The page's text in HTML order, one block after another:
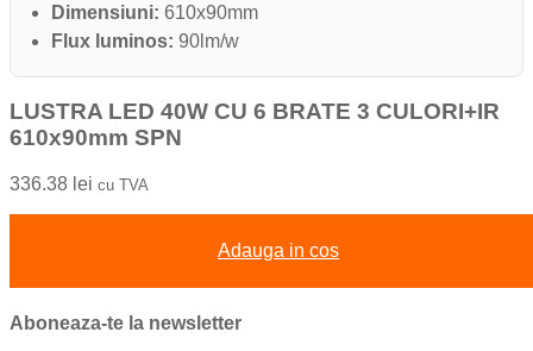
Dimensiuni: 610x90mm
Flux luminos: 90lm/w
LUSTRA LED 40W CU 6 BRATE 3 CULORI+IR
610x90mm SPN
336.38 lei cu TVA
Adauga in cos
Aboneaza-te la newsletter